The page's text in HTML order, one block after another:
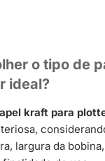
o tipo de
ideal?
kraft para
largura da